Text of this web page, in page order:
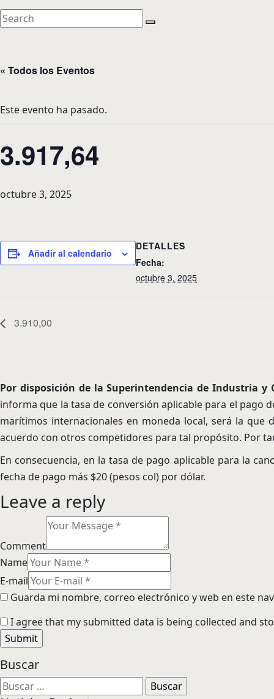
« Todos los Eventos
Este evento ha pasado.
3.917,64
octubre 3, 2025
Añadir al calendario
DETALLES
Fecha:
octubre 3, 2025
3.910,00
Por disposición de la Superintendencia de Industria y
informa que la tasa de conversión aplicable para el pago
marítimos internacionales en moneda local, será la
acuerdo con otros competidores para tal propósito. Por
En consecuencia, en la tasa de pago aplicable para la
fecha de pago más $20 (pesos col) por dólar.
Leave a reply
Comment
Name
E-mail
Guarda mi nombre, correo electrónico y web en este
I agree that my submitted data is being collected and
Buscar
Buscar: